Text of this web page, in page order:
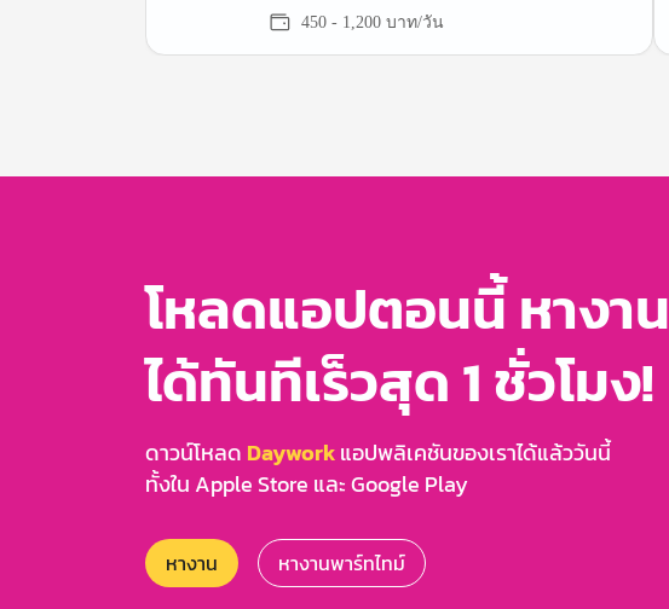
450 - 1,200 บาท/วัน
โหลดแอปตอนนี้ หางาน
ได้ทันทีเร็วสุด 1 ชั่วโมง!
ดาวน์โหลด Dayworkแอปพลิเคชันของเราได้แล้ววันนี้
ทั้งใน Apple Store และ Google Play
หางาน หางานพาร์ทไทม์